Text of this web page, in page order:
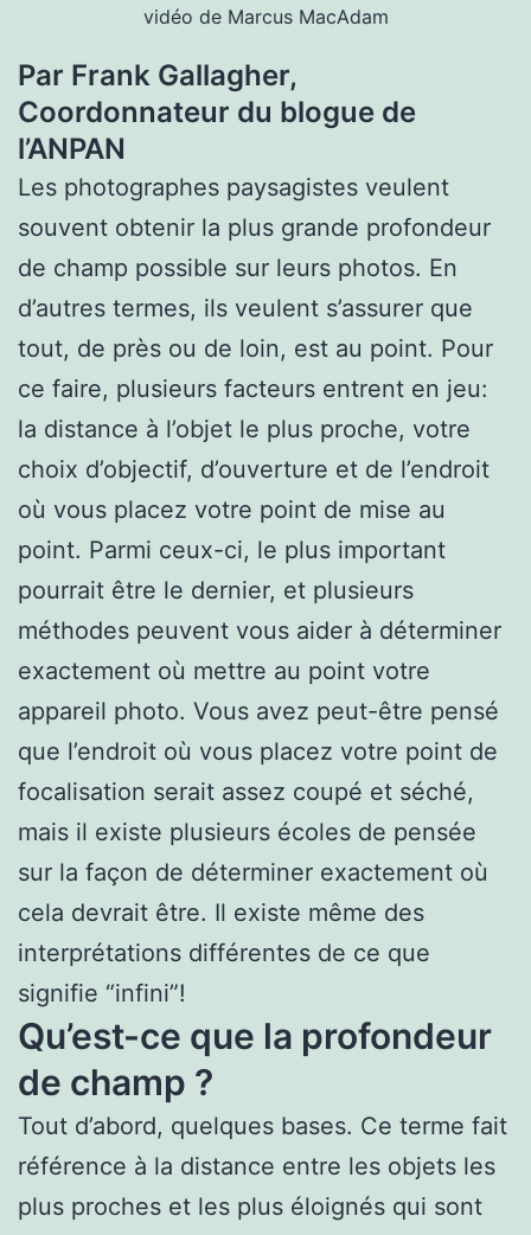
vidéo de Marcus MacAdam
Par Frank Gallagher,
Coordonnateur du blogue de
l’ANPAN
Les photographes paysagistes veulent
souvent obtenir la plus grande profondeur
de champ possible sur leurs photos. En
d’autres termes, ils veulent s’assurer que
tout, de près ou de loin, est au point. Pour
ce faire, plusieurs facteurs entrent en jeu:
la distance à l’objet le plus proche, votre
choix d’objectif, d’ouverture et de l’endroit
où vous placez votre point de mise au
point. Parmi ceux-ci, le plus important
pourrait être le dernier, et plusieurs
méthodes peuvent vous aider à déterminer
exactement où mettre au point votre
appareil photo. Vous avez peut-être pensé
que l’endroit où vous placez votre point de
focalisation serait assez coupé et séché,
mais il existe plusieurs écoles de pensée
sur la façon de déterminer exactement où
cela devrait être. Il existe même des
interprétations différentes de ce que
signifie “infini”!
Qu’est-ce que la profondeur
de champ ?
Tout d’abord, quelques bases. Ce terme fait
référence à la distance entre les objets les
plus proches et les plus éloignés qui sont